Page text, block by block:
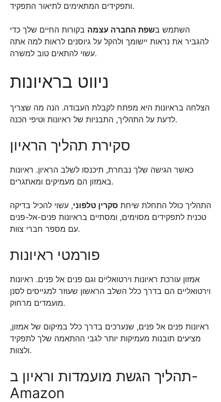
ותפקידים המתאימים לתיאור התפקיד.
השתמש בשפת החברה עצמה בקורות החיים שלך כדי
להגביר את נראות יישומך ולהקל על גיוסנים לראות למה אתה
עשוי להתאים טוב למשרה.
ניווט בראיונות
הצלחה בראיונות היא מפתח לקבלת העבודה. הנה מה שצריך
לדעת על התהליך, התבניות של ראיונות וטיפי הכנה.
סקירת תהליך הראיון
כאשר הגישה שלך נבחרת, תיכנסו לשלב הראיון. ראיונות
באמזון הם מעמיקים ומאתגרים.
התהליך כולל התחלת שיחת סקרין טלפוני, עשוי להכיל בדיקה
טכנית לתפקידים מסוימים, ומסתיים בראיונות פנים-אל-פנים
עם מספר חברי צוות.
פורמטי ראיונות
אמזון עורכת ראיונות וירטואליים וגם פנים אל פנים. ראיונות
וירטואליים הם בדרך כלל השלב הראשון שעוזר למגייסים לסנן
מועמדים מרחוק.
ראיונות פנים אל פנים, שנערכים בדרך כלל במיקום של אמזון,
מציעים תובנות מעמיקות יותר לגבי ההתאמה שלך לתפקיד
ולצוות.
תהליך הגשת מועמדות וראיון ב-
Amazon